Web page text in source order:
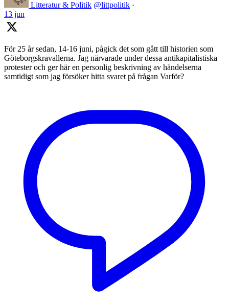
Litteratur & Politik @littpolitik ·
13 jun
För 25 år sedan, 14-16 juni, pågick det som gått till historien som
Göteborgskravallerna. Jag närvarade under dessa antikapitalistiska
protester och ger här en personlig beskrivning av händelserna
samtidigt som jag försöker hitta svaret på frågan Varför?